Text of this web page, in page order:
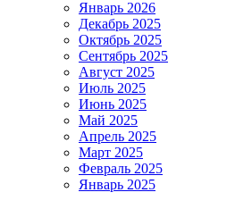
Январь 2026
Декабрь 2025
Октябрь 2025
Сентябрь 2025
Август 2025
Июль 2025
Июнь 2025
Май 2025
Апрель 2025
Март 2025
Февраль 2025
Январь 2025